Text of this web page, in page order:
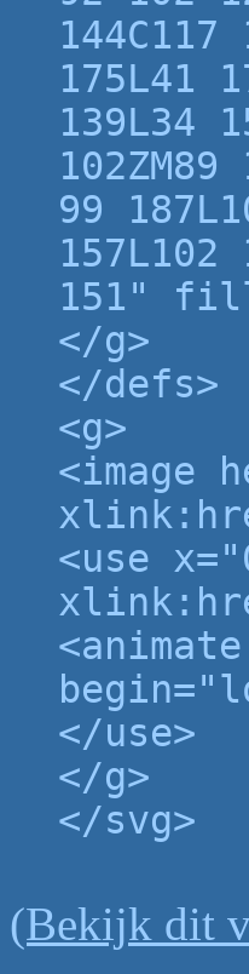
175L41
139L34
99
157L102
151"
</g>
</defs>
<g>
<image
<use
</use>
</g>
</svg>
(Bekijk dit